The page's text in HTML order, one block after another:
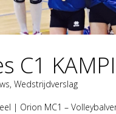
C1
,Wedstrijdverslag
| Orion MC1 –